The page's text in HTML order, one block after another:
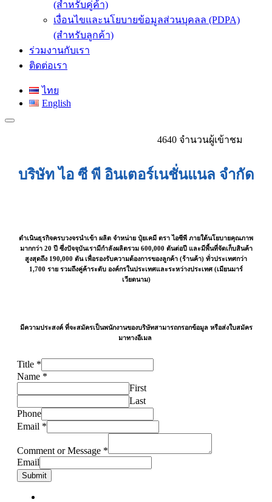
(สำหรับคู่ค้า)
เงื่อนไขและนโยบายข้อมูลส่วนบุคลล (PDPA)
(สำหรับลูกค้า)
ร่วมงานกับเรา
ติดต่อเรา
ไทย
English
4640 จำนวนผู้เข้าชม
บริษัท ไอ ซี พี อินเตอร์เนชั่นแนล จำกัด
ดำเนินธุรกิจครบวงจรนำเข้า ผลิต จำหน่าย ปุ๋ยเคมี ตรา ไอซีพี ภายใต้นโยบายคุณภาพ
มากกว่า 20 ปี ซึ่งปัจจุบันเรามีกำลังผลิตรวม 600,000 ตันต่อปี และมีพื้นที่จัดเก็บสินค้า
สูงสุดถึง 190,000 ตัน เพื่อรองรับความต้องการของลูกค้า (ร้านค้า) ทั่วประเทศกว่า
1,700 ราย รวมถึงคู่ค้าระดับ องค์กรในประเทศและระหว่างประเทศ (เมียนมาร์
เวียดนาม)
มีความประสงค์ ที่จะสมัครเป็นพนักงานของบริษัทสามารถกรอกข้อมูล หรือส่งใบสมัคร
มาทางอีเมล
Title *
Name *
First
Last
Phone
Email *
Comment or Message *
Email
Submit